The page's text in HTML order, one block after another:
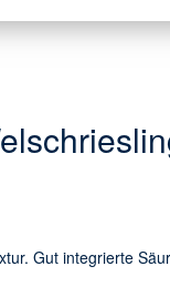
Gut integrierte